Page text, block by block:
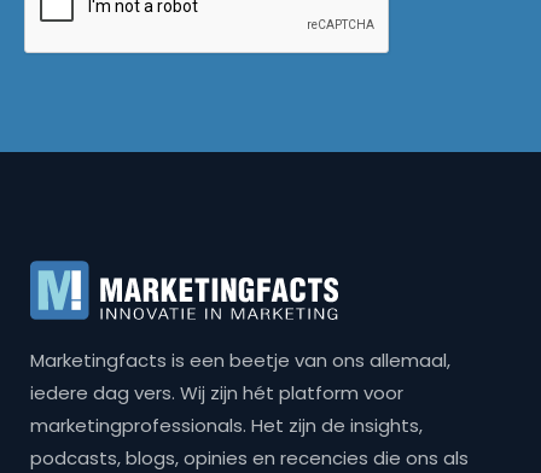
Marketingfacts is een beetje van ons allemaal,
iedere dag vers. Wij zijn hét platform voor
marketingprofessionals. Het zijn de insights,
podcasts, blogs, opinies en recencies die ons als